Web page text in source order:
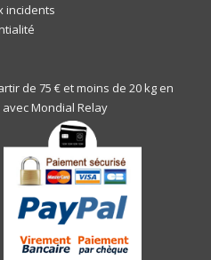
incidents
de 75 € et moins de 20 kg en
Mondial Relay